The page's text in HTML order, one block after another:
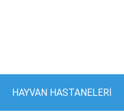
HAYVAN HASTANELERI